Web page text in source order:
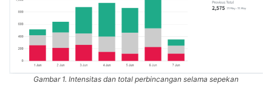
Gambar 1. Intensitas dan total perbincangan selama sepekan